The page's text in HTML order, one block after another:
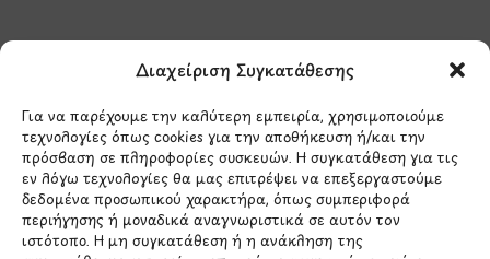
Διαχείριση Συγκατάθεσης
Για να παρέχουμε την καλύτερη εμπειρία, χρησιμοποιούμε
τεχνολογίες όπως cookies για την αποθήκευση ή/και την
πρόσβαση σε πληροφορίες συσκευών. Η συγκατάθεση για τις
εν λόγω τεχνολογίες θα μας επιτρέψει να επεξεργαστούμε
δεδομένα προσωπικού χαρακτήρα, όπως συμπεριφορά
περιήγησης ή μοναδικά αναγνωριστικά σε αυτόν τον
ιστότοπο. Η μη συγκατάθεση ή η ανάκληση της
Έχω διαβάσει και συμφωνώ με την
Πολιτική Απορρήτου